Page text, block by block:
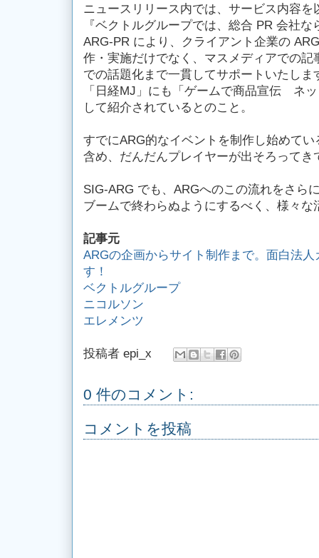
ニュースリリース内では、サービス内容
『ベクトルグループでは、総合 PR 会社
ARG‐PR により、クライアント企業の
作・実施だけでなく、マスメディアでの
での話題化まで一貫してサポートいたしま
「日経MJ」にも「ゲームで商品宣伝 ネ
して紹介されているとのこと。
すでにARG的なイベントを制作し始めてい
含め、だんだんプレイヤーが出そろってき
SIG-ARG でも、ARGへのこの流れをさら
ブームで終わらぬようにするべく、様々
記事元
ARGの企画からサイト制作まで。面白法
す！
ベクトルグループ
ニコルソン
エレメンツ
投稿者 epi_x
0 件のコメント:
コメントを投稿